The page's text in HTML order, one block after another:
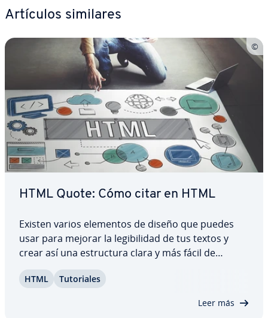
Artículos similares
HTML Quote: Cómo citar en HTML
Existen varios elementos de diseño que puedes
usar para mejorar la le­gi­bi­li­dad de tus textos y
crear así una es­tru­c­tu­ra clara y más fácil de
de las listas y tablas, puedes incluir citas HTML, es
HTML Tu­to­ria­les
Leer más